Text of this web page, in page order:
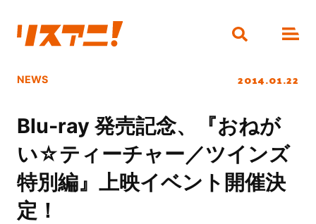
NEWS 2014.01.22
Blu-ray 発売記念、『おねが
い☆ティーチャー／ツインズ
特別編』上映イベント開催決
定！